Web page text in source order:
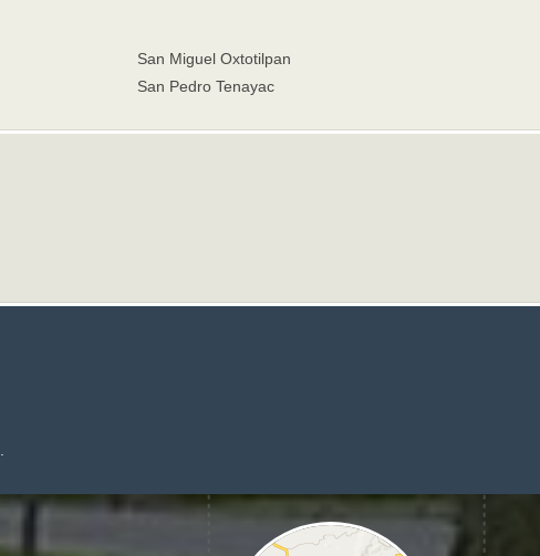
San Miguel Oxtotilpan
San Pedro Tenayac